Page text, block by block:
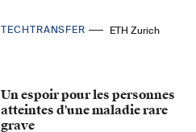
TECHTRANSFER ETH Zurich
Un espoir pour les personnes
atteintes d'une maladie rare
grave